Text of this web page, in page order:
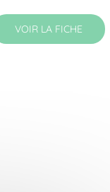
VOIR LA FICHE